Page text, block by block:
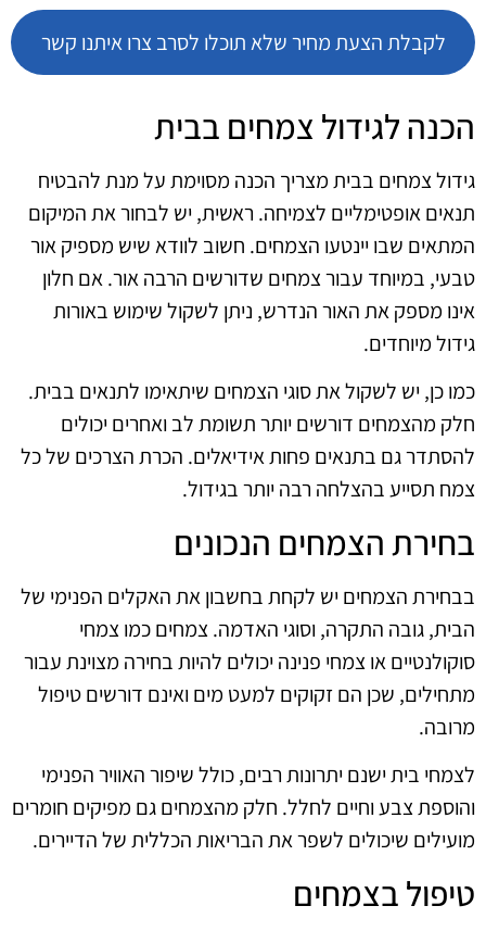
לקבלת הצעת מחיר שלא תוכלו לסרב צרו איתנו קשר
הכנה לגידול צמחים בבית
גידול צמחים בבית מצריך הכנה מסוימת על מנת להבטיח
תנאים אופטימליים לצמיחה. ראשית, יש לבחור את המיקום
המתאים שבו יינטעו הצמחים. חשוב לוודא שיש מספיק אור
טבעי, במיוחד עבור צמחים שדורשים הרבה אור. אם חלון
אינו מספק את האור הנדרש, ניתן לשקול שימוש באורות
גידול מיוחדים.
כמו כן, יש לשקול את סוגי הצמחים שיתאימו לתנאים בבית.
חלק מהצמחים דורשים יותר תשומת לב ואחרים יכולים
להסתדר גם בתנאים פחות אידיאלים. הכרת הצרכים של כל
צמח תסייע בהצלחה רבה יותר בגידול.
בחירת הצמחים הנכונים
בבחירת הצמחים יש לקחת בחשבון את האקלים הפנימי של
הבית, גובה התקרה, וסוגי האדמה. צמחים כמו צמחי
סוקולנטיים או צמחי פנינה יכולים להיות בחירה מצוינת עבור
מתחילים, שכן הם זקוקים למעט מים ואינם דורשים טיפול
מרובה.
לצמחי בית ישנם יתרונות רבים, כולל שיפור האוויר הפנימי
והוספת צבע וחיים לחלל. חלק מהצמחים גם מפיקים חומרים
מועילים שיכולים לשפר את הבריאות הכללית של הדיירים.
טיפול בצמחים